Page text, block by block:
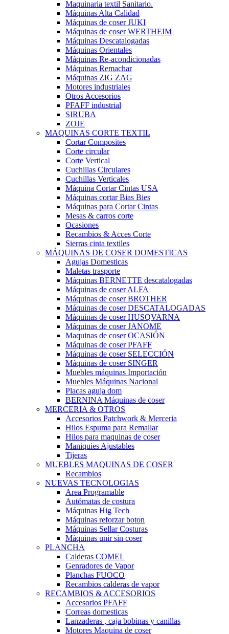
Maquinaria textil Sanitario.
Máquinas Alta Calidad
Máquinas de coser JUKI
Máquinas de coser WERTHEIM
Máquinas Descatalogadas
Máquinas Orientales
Máquinas Re-acondicionadas
Máquinas Remachar
Máquinas ZIG ZAG
Motores industriales
Otros Accesorios
PFAFF industrial
SIRUBA
ZOJE
MAQUINAS CORTE TEXTIL
Cortar Composites
Corte circular
Corte Vertical
Cuchillas Circulares
Cuchillas Verticales
Máquina Cortar Cintas USA
Máquinas cortar Bias Bies
Máquinas para Cortar Cintas
Mesas & carros corte
Ocasiones
Recambios & Acces Corte
Sierras cinta textiles
MÁQUINAS DE COSER DOMESTICAS
Agujas Domesticas
Maletas trasporte
Máquinas BERNETTE descatalogadas
Máquinas de coser ALFA
Máquinas de coser BROTHER
Máquinas de coser DESCATALOGADAS
Máquinas de coser HUSQVARNA
Máquinas de coser JANOME
Maquinas de coser OCASIÓN
Máquinas de coser PFAFF
Máquinas de coser SELECCIÓN
Máquinas de coser SINGER
Muebles máquinas Importación
Muebles Máquinas Nacional
Placas aguja dom
BERNINA Máquinas de coser
MERCERIA & OTROS
Accesorios Patchwork & Merceria
Hilos Espuma para Remallar
Hilos para maquinas de coser
Maniquies Ajustables
Tijeras
MUEBLES MAQUINAS DE COSER
Recambios
NUEVAS TECNOLOGIAS
Area Programable
Autómatas de costura
Máquinas Hig Tech
Máquinas reforzar boton
Máquinas Sellar Costuras
Máquinas unir sin coser
PLANCHA
Calderas COMEL
Genradores de Vapor
Planchas FUOCO
Recambios calderas de vapor
RECAMBIOS & ACCESORIOS
Accesorios PFAFF
Correas domesticas
Lanzaderas , caja bobinas y canillas
Motores Maquina de coser